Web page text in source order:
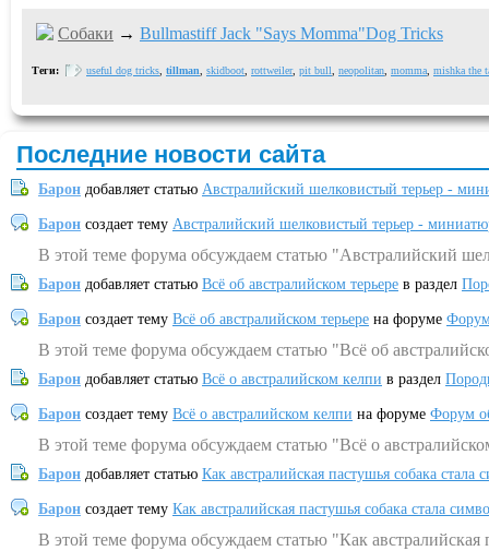
Собаки → Bullmastiff Jack "Says Momma"Dog Tricks
Теги: useful dog tricks tillman skidboot rottweiler, pit bull neopolitan momma mishka the
Последние новости сайта
Барон добавляет статью Австралийский шелковистый терьер -
Барон создает тему Австралийский шелковистый терьер -
В этой теме форума обсуждаем статью "Австралийский
Барон добавляет статью Всё об австралийском терьере в раздел
Барон создает тему Всё об австралийском терьере на форуме
В этой теме форума обсуждаем статью "Всё об
Барон добавляет статью Всё о австралийском келпи в раздел
Барон создает тему Всё о австралийском келпи на форуме Форум
В этой теме форума обсуждаем статью "Всё о
Барон добавляет статью Как австралийская пастушья собака
Барон создает тему Как австралийская пастушья собака стала
В этой теме форума обсуждаем статью "Как